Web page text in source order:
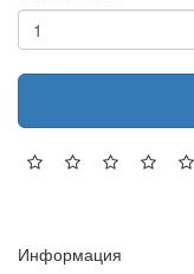
Информация